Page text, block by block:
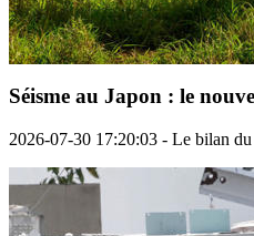
Séisme au Japon : le
2026-07-30 17:20:03 - Le bilan du